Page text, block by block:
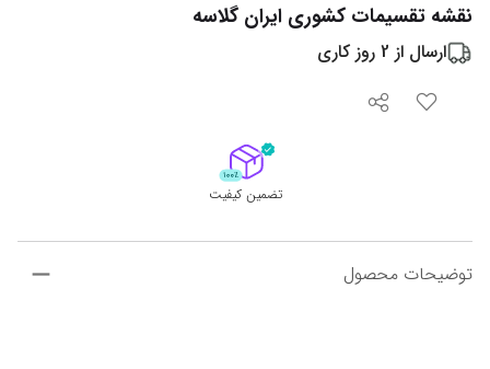
نقشه تقسیمات کشوری ایران گلاسه
ارسال از 2 روز کاری
تضمین کیفیت
توضیحات محصول